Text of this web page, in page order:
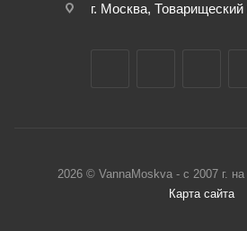
г. Москва,
2026 © VannaMoskva - с 2007 г.
Карта сайта